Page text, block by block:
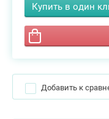
Купить в один
Добавить к